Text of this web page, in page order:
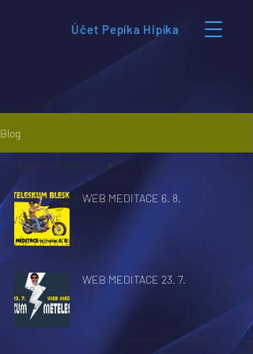
Účet Pepíka Hipíka
Blog
Všechny příspěvky
VŠE NOVÉ
VŠE MEDITACE
BLOG
Akce
Tip
WEB MEDITACE 6. 8.
WEB MEDITACE 23. 7.